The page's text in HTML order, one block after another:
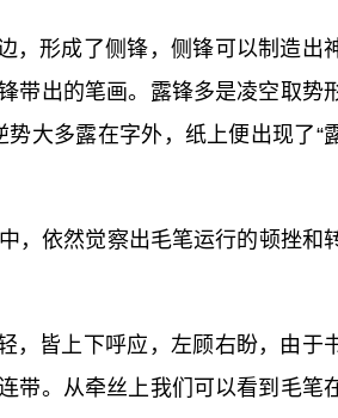
，形成了侧锋，侧锋可以制造出
带出的笔画。露锋多是凌空取势
势大多露在字外，纸上便出现了“
，依然觉察出毛笔运行的顿挫和
，皆上下呼应，左顾右盼，由于
带。从牵丝上我们可以看到毛笔